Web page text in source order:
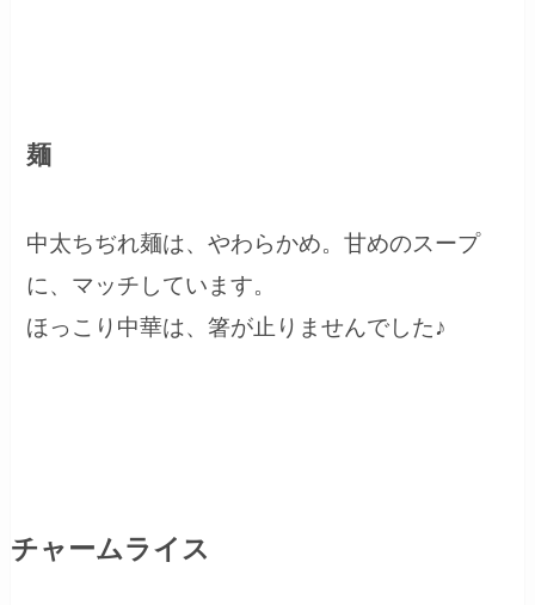
麺
中太ちぢれ麺は、やわらかめ。甘めのスープ
に、マッチしています。
ほっこり中華は、箸が止りませんでした♪
チャームライス